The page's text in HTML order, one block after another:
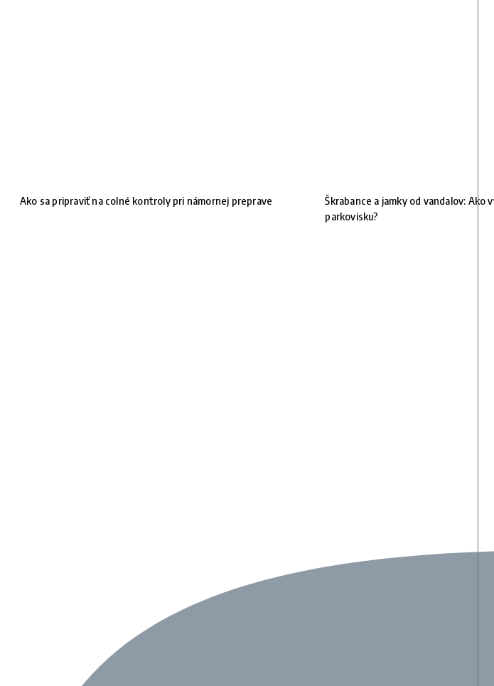
Ako sa pripraviť na colné kontroly pri námornej preprave
Škrabance a jamky od vandalov: Ako
parkovisku?